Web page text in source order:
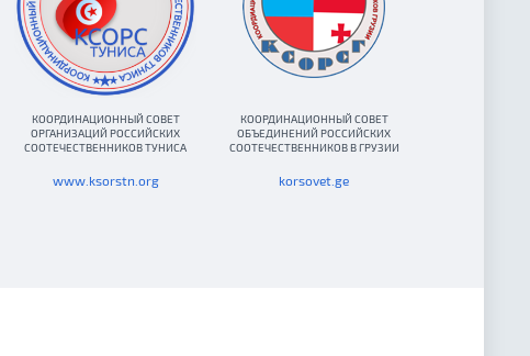
КООРДИНАЦИОННЫЙ СОВЕТ
ОРГАНИЗАЦИЙ РОССИЙСКИХ
СООТЕЧЕСТВЕННИКОВ ТУНИСА
www.ksorstn.org
КООРДИНАЦИОННЫЙ СОВЕТ
ОБЪЕДИНЕНИЙ РОССИЙСКИХ
СООТЕЧЕСТВЕННИКОВ В ГРУЗИИ
korsovet.ge